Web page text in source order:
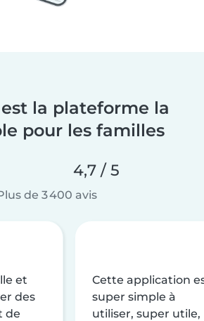
la plateforme la
pour les familles
4,7 / 5
de 3 400 avis
et
des
de
Cette application
super simple à
utiliser, super utile,